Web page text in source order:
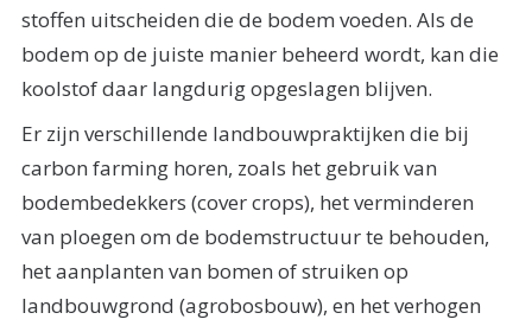
stoffen uitscheiden die de bodem voeden. Als de
bodem op de juiste manier beheerd wordt, kan die
koolstof daar langdurig opgeslagen blijven.
Er zijn verschillende landbouwpraktijken die bij
carbon farming horen, zoals het gebruik van
bodembedekkers (cover crops), het verminderen
van ploegen om de bodemstructuur te behouden,
het aanplanten van bomen of struiken op
landbouwgrond (agrobosbouw), en het verhogen